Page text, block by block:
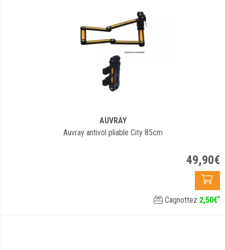
AUVRAY
Auvray antivol pliable City 85cm
49,90€
Cagnottez 2,50€*